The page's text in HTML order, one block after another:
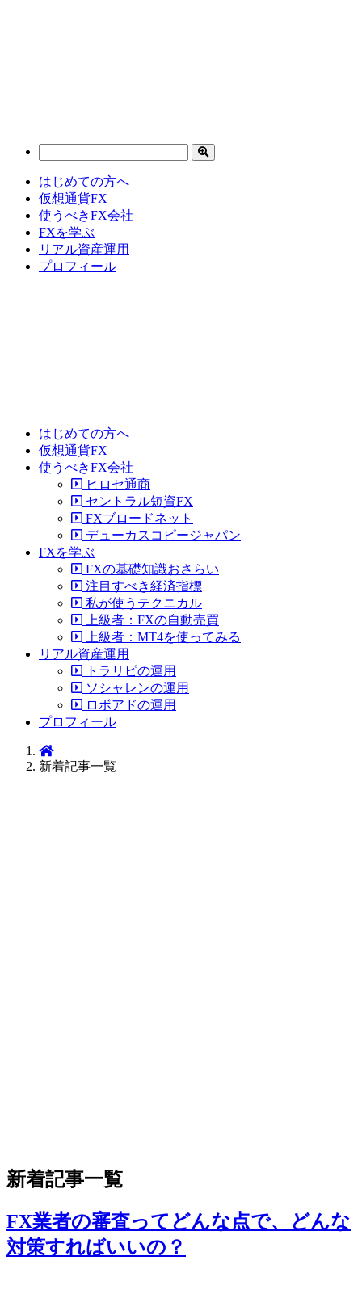
はじめての方へ
仮想通貨FX
使うべきFX会社
FXを学ぶ
リアル資産運用
プロフィール
はじめての方へ
仮想通貨FX
使うべきFX会社
ヒロセ通商
セントラル短資FX
FXブロードネット
デューカスコピージャパン
FXを学ぶ
FXの基礎知識おさらい
注目すべき経済指標
私が使うテクニカル
上級者：FXの自動売買
上級者：MT4を使ってみる
リアル資産運用
トラリピの運用
ソシャレンの運用
ロボアドの運用
プロフィール
新着記事一覧
新着記事一覧
FX業者の審査ってどんな点で、どんな
対策すればいいの？